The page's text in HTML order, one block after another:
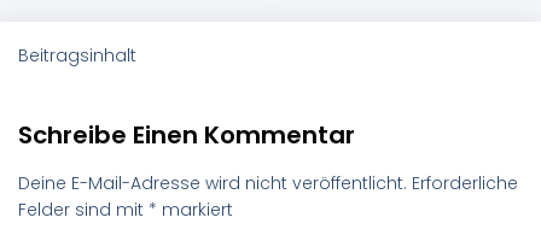
Beitragsinhalt
Schreibe Einen Kommentar
Deine E-Mail-Adresse wird nicht veröffentlicht. Erforderliche
Felder sind mit * markiert